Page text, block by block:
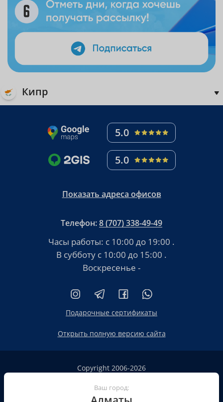
Кипр
5.0
5.0
Показать адреса офисов
Телефон:8 (707) 338-49-49
Часы работы: с 10:00 до 19:00 .
В субботу с 10:00 до 15:00 .
Воскресенье -
Подарочные сертификаты
Открыть полную версию сайта
Copyright 2006-2026
Сайт не является публичной офертой
Ваш город: